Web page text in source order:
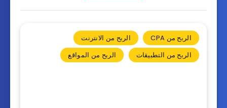
الربح من CPA
الربح من الانترنت
الربح من التطبيقات
الربح من المواقع